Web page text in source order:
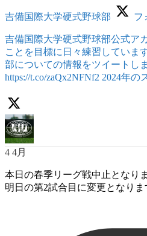
吉備国際大学硬式野球部 フ
吉備国際大学硬式野球部公式ア
ことを目標に日々練習していま
部についての情報をツイートしま
https://t.co/zaQx2NFNf2 2024年の
4 4月
本日の春季リーグ戦中止となり
明日の第2試合目に変更となりま